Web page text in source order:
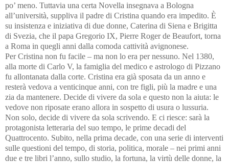
po’ meno. Tuttavia una certa Novella insegnava a Bologna
all’università, suppliva il padre di Cristina quando era impedito. È
su insistenza e iniziativa di due donne, Caterina di Siena e Brigitta
di Svezia, che il papa Gregorio IX, Pierre Roger de Beaufort, torna
a Roma in quegli anni dalla comoda cattività avignonese.
Per Cristina non fu facile – ma non lo era per nessuno. Nel 1380,
alla morte di Carlo V, la famiglia del medico e astrologo di Pizzano
fu allontanata dalla corte. Cristina era già sposata da un anno e
resterà vedova a venticinque anni, con tre figli, più la madre e una
zia da mantenere. Decide di vivere da sola e questo non la aiuta: le
vedove non riposate erano allora in sospetto di usura o lussuria.
Non solo, decide di vivere da sola scrivendo. E ci riesce: sarà la
protagonista letteraria del suo tempo, le prime decadi del
Quattrocento. Subito, nella prima decade, con una serie di interventi
sulle questioni del tempo, di storia, politica, morale – nei primi anni
due e tre libri l’anno, sullo studio, la fortuna, la virtù delle donne, la